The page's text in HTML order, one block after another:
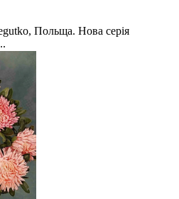
Польща. Нова серія